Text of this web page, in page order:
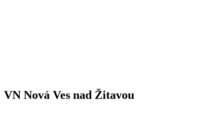
VN Nová Ves nad Žitavou